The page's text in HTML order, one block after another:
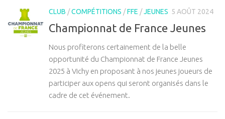
CLUB /COMPÉTITIONS /FFE /JEUNES 5 AOÛT 2024
Championnat de France Jeunes
Nous profiterons certainement de la belle
opportunité du Championnat de France Jeunes
2025 à Vichy en proposant à nos jeunes joueurs de
participer aux opens qui seront organisés dans le
cadre de cet événement.